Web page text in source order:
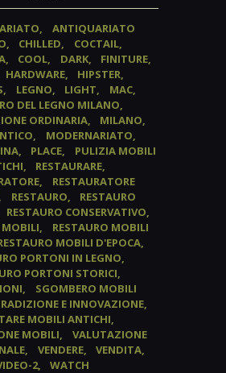
ANTIQUARIATO
CHILLED
COCTAIL
COOL DARK
FINITURE
HARDWARE
HIPSTER
LEGNO LIGHT
MAC
DEL LEGNO MILANO
ORDINARIA
MILANO
MODERNARIATO
PLACE
PULIZIA MOBILI
RESTAURARE
RESTAURATORE
RESTAURO
RESTAURO
RESTAURO CONSERVATIVO
MOBILI
RESTAURO MOBILI
MOBILI D'EPOCA
PORTONI IN LEGNO
PORTONI STORICI
SGOMBERO MOBILI
E INNOVAZIONE
MOBILI ANTICHI
MOBILI
VALUTAZIONE
VENDERE
VENDITA
2
WATCH